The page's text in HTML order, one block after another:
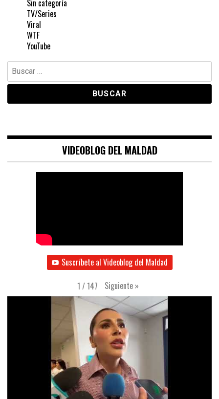
Sin categoría
TV/Series
Viral
WTF
YouTube
Buscar:
VIDEOBLOG DEL MALDAD
Suscríbete al Videoblog del Maldad
1 /147 Siguiente »